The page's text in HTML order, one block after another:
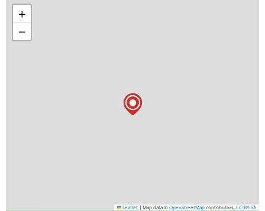
+
−
Leaflet | Map data © OpenStreetMap contributors, CC-BY-SA